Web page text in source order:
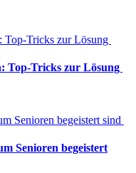
Top-Tricks zur Lösung
Senioren begeistert